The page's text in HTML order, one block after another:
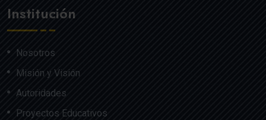
Institución
Nosotros
Misión y Visión
Autoridades
Proyectos Educativos